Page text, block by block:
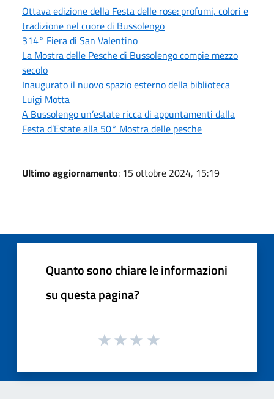
Ottava edizione della Festa delle rose: profumi, colori e
tradizione nel cuore di Bussolengo
314° Fiera di San Valentino
La Mostra delle Pesche di Bussolengo compie mezzo
secolo
Inaugurato il nuovo spazio esterno della biblioteca
Luigi Motta
A Bussolengo un’estate ricca di appuntamenti dalla
Festa d’Estate alla 50° Mostra delle pesche
Ultimo aggiornamento: 15 ottobre 2024, 15:19
Quanto sono chiare le informazioni
su questa pagina?